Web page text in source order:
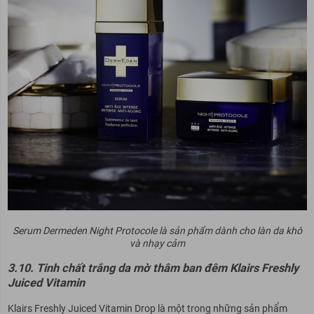
Serum Dermeden Night Protocole là sản phẩm dành cho làn da khô
và nhạy cảm
3.10. Tinh chất trắng da mờ thâm ban đêm Klairs Freshly
Juiced Vitamin
Klairs Freshly Juiced Vitamin Drop là một trong những sản phẩm